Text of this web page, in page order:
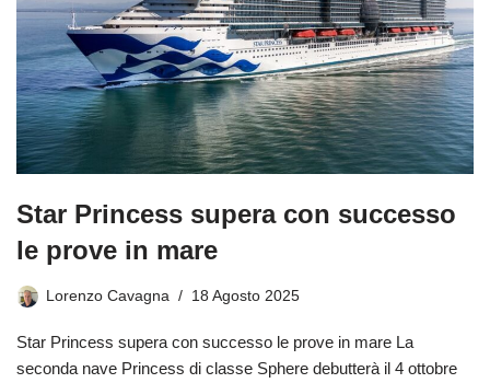
Star Princess supera con successo
le prove in mare
Lorenzo Cavagna 18 Agosto 2025
Star Princess supera con successo le prove in mare La
seconda nave Princess di classe Sphere debutterà il 4 ottobre